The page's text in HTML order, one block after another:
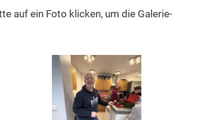
auf ein Foto klicken, um die Galerie-